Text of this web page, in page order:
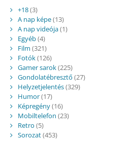
+18(3)
A nap képe(13)
A nap videója(1)
Egyéb(4)
Film (321)
Fotók(126)
Gamer sarok(225)
Gondolatébresztő (27)
Helyzetjelentés(329)
Humor(17)
Képregény(16)
Mobiltelefon (23)
Retro (5)
Sorozat(453)